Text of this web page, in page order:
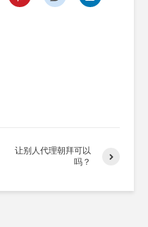
让别人代理朝拜可以
吗？